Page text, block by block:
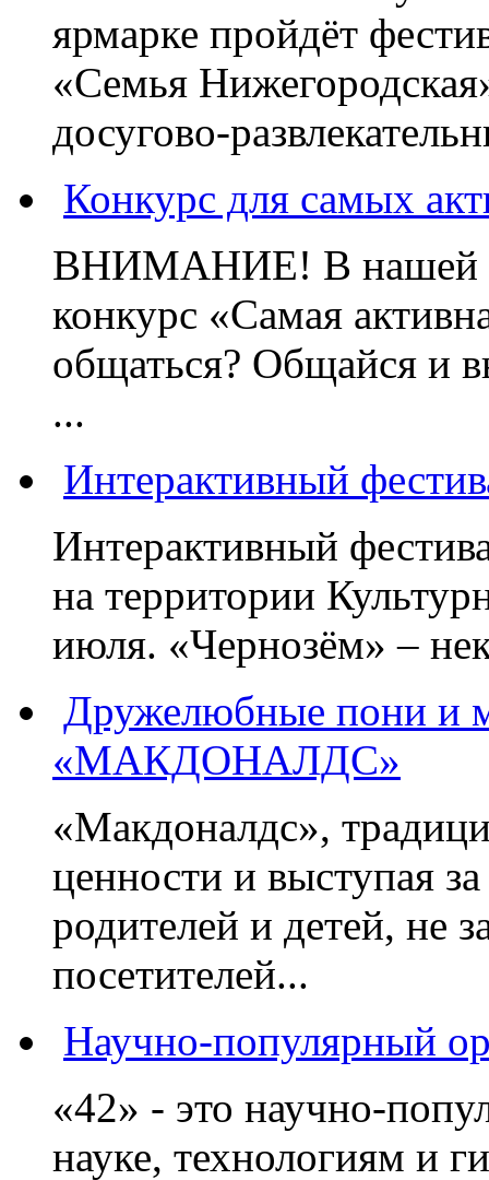
ярмарке пройдёт
«Семья
досугово-
Конкурс для самых
ВНИМАНИЕ! В нашей
конкурс «Самая
общаться? Общайся и
...
Интерактивный
Интерактивный
на территории
июля. «Чернозём» –
Дружелюбные пони и
«МАКДОНАЛДС»
«Макдоналдс»,
ценности и выступая
родителей и детей, не
посетителей...
Научно-популярный
«42» - это научно-
науке, технологиям и